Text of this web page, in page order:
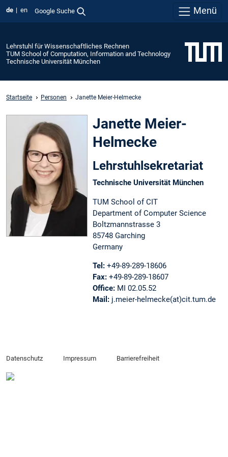
de en Google Suche Menü
Lehrstuhl für Wissenschaftliches Rechnen
TUM School of Computation, Information and Technology
Technische Universität München
Startseite Personen Janette Meier-Helmecke
Janette Meier-
Helmecke
Lehrstuhlsekretariat
Technische Universität München
TUM School of CIT
Department of Computer Science
Boltzmannstrasse 3
85748 Garching
Germany
Tel: +49-89-289-18606
Fax: +49-89-289-18607
Office: MI 02.05.52
Mail: j.meier-helmecke(at)cit.tum.de
Datenschutz Impressum Barrierefreiheit